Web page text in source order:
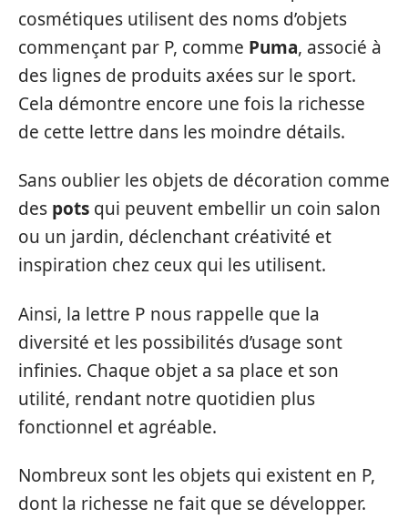
cosmétiques utilisent des noms d’objets
commençant par P, comme Puma, associé à
des lignes de produits axées sur le sport.
Cela démontre encore une fois la richesse
de cette lettre dans les moindre détails.
Sans oublier les objets de décoration comme
des pots qui peuvent embellir un coin salon
ou un jardin, déclenchant créativité et
inspiration chez ceux qui les utilisent.
Ainsi, la lettre P nous rappelle que la
diversité et les possibilités d’usage sont
infinies. Chaque objet a sa place et son
utilité, rendant notre quotidien plus
fonctionnel et agréable.
Nombreux sont les objets qui existent en P,
dont la richesse ne fait que se développer.